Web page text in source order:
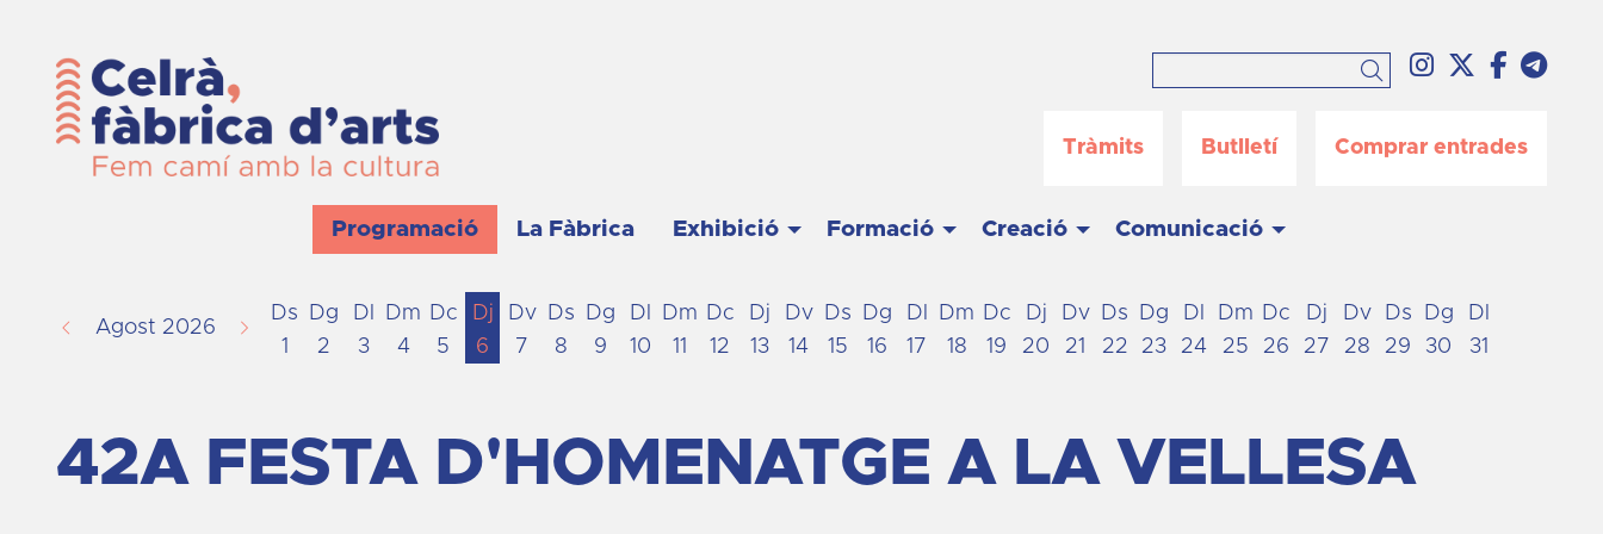
Link aLink a
Link a
Cercar
Comprar entrades
Butlletí
Tràmits
Programació La Fàbrica Exhibició Formació Creació Comunicació
Agost 2026
Ds
1
Dg
2
Dl
3
Dm
4
Dc
5
Dj
6
Dv
7
Ds
8
Dg
9
Dl
10
Dm
11
Dc
12
Dj
13
Dv
14
Ds
15
Dg
16
Dl
17
Dm
18
Dc
19
Dj
20
Dv
21
Ds
22
Dg
23
Dl
24
Dm
25
Dc
26
Dj
27
Dv
28
Ds
29
Dg
30
Dl
31
42A FESTA D'HOMENATGE A LA VELLESA